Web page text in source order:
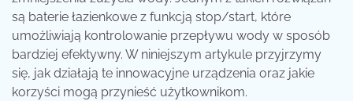
są baterie łazienkowe z funkcją stop/start, które
umożliwiają kontrolowanie przepływu wody w sposób
bardziej efektywny. W niniejszym artykule przyjrzymy
się, jak działają te innowacyjne urządzenia oraz jakie
korzyści mogą przynieść użytkownikom.